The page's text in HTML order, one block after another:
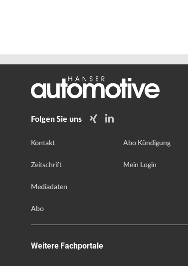
Folgen Sie uns
Kontakt
Zeitschrift
Mediadaten
Abo
Abo Kündigung
Mein Login
Weitere Fachportale